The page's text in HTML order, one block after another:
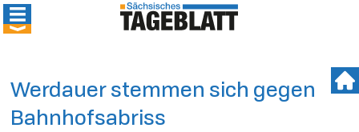
Werdauer stemmen sich gegen
Bahnhofsabriss